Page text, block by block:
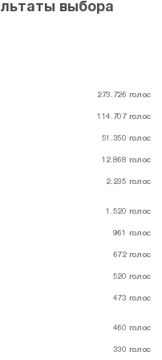
выбора
273.726 голос
114.707 голос
51.350 голос
12.868 голос
2.235 голос
1.520 голос
961 голос
672 голос
520 голос
473 голос
460 голос
330 голос